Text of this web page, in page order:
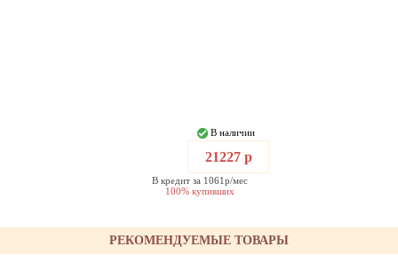
В наличии
21227 р
В кредит за 1061р/мес
100% купивших
РЕКОМЕНДУЕМЫЕ ТОВАРЫ